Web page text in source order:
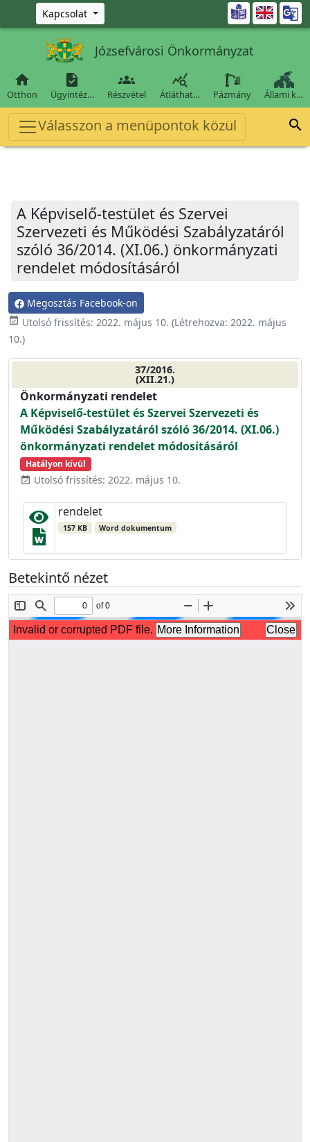
Ugrás a fő tartalomra
Kapcsolat 
Józsefvárosi Önkormányzat

Otthon

Ügyintéz…

Részvétel

Átláthat… Pázmány Állami k…
Válasszon a menüpontok közül 
A Képviselő-testület és Szervei
Szervezeti és Működési Szabályzatáról
szóló 36/2014. (XI.06.) önkormányzati
rendelet módosításáról
Megosztás Facebook-on
event_available Utolsó frissítés: 2022. május 10. (Létrehozva: 2022. május
10.)
37/2016.
(XII.21.)
Önkormányzati rendelet
A Képviselő-testület és Szervei Szervezeti és
Működési Szabályzatáról szóló 36/2014. (XI.06.)
önkormányzati rendelet módosításáról
Hatályon kívül
event_available Utolsó frissítés: 2022. május 10.
rendelet
157 KB Word dokumentum
Betekintő nézet